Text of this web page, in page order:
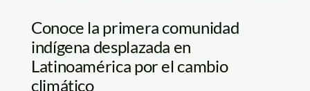
Conoce la primera comunidad
indígena desplazada en
Latinoamérica por el cambio
climático